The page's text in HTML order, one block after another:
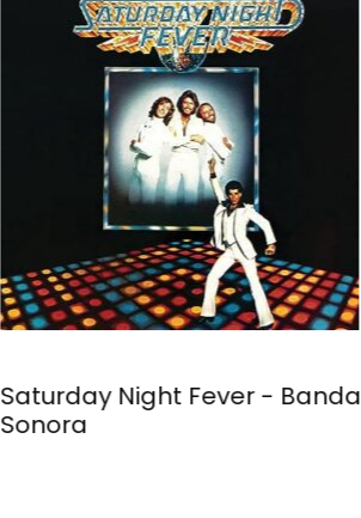
Saturday Night Fever - Banda
Sonora